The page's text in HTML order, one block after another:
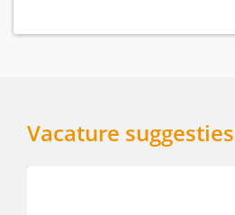
Vacature suggesties